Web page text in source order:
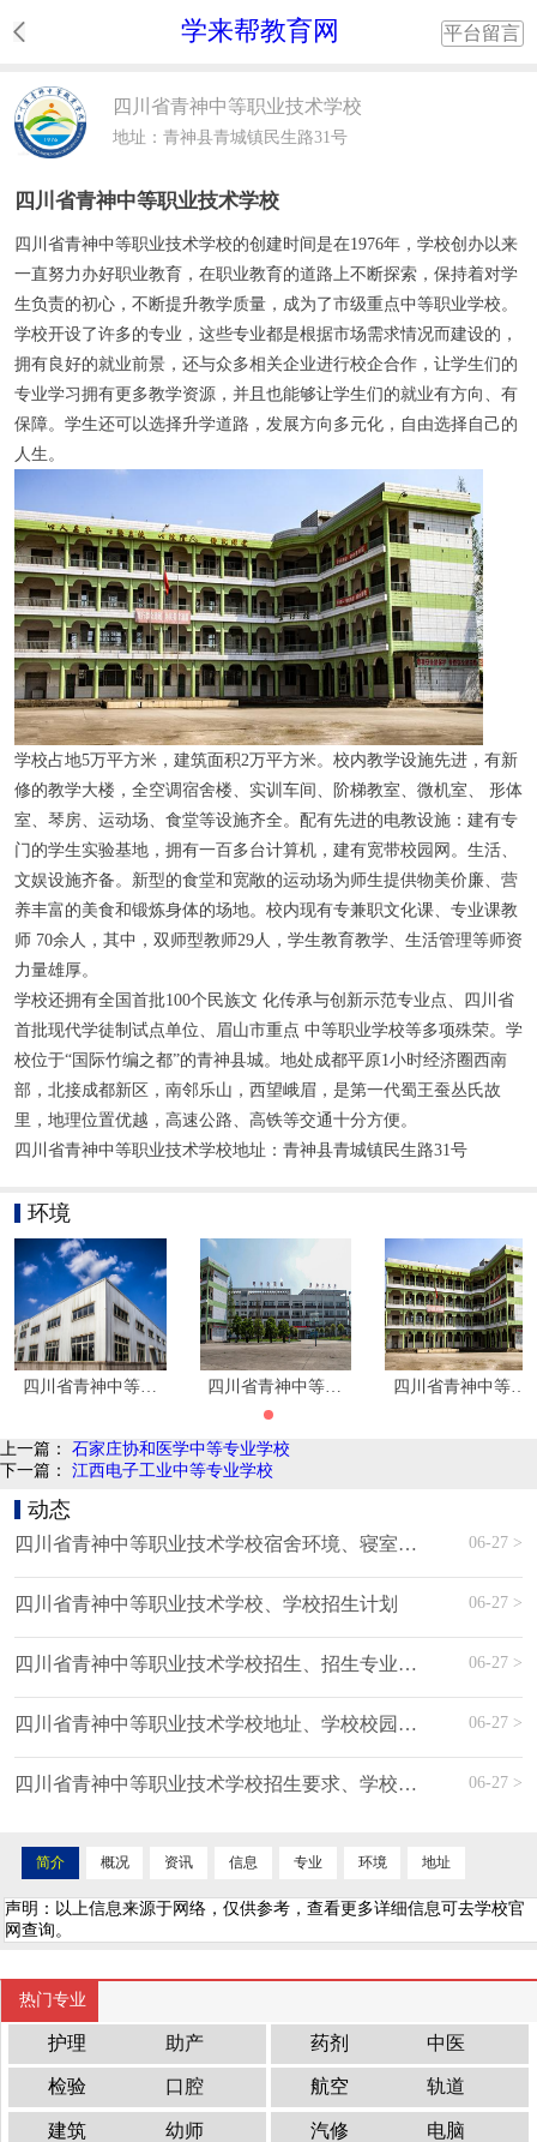
学来帮教育网 平台留言
四川省青神中等职业技术学校
地址：青神县青城镇民生路31号
四川省青神中等职业技术学校
四川省青神中等职业技术学校的创建时间是在1976年，学校创办以来
一直努力办好职业教育，在职业教育的道路上不断探索，保持着对学
生负责的初心，不断提升教学质量，成为了市级重点中等职业学校。
学校开设了许多的专业，这些专业都是根据市场需求情况而建设的，
拥有良好的就业前景，还与众多相关企业进行校企合作，让学生们的
专业学习拥有更多教学资源，并且也能够让学生们的就业有方向、有
保障。学生还可以选择升学道路，发展方向多元化，自由选择自己的
人生。
学校占地5万平方米，建筑面积2万平方米。校内教学设施先进，有新
修的教学大楼，全空调宿舍楼、实训车间、阶梯教室、微机室、 形体
室、琴房、运动场、食堂等设施齐全。配有先进的电教设施：建有专
门的学生实验基地，拥有一百多台计算机，建有宽带校园网。生活、
文娱设施齐备。新型的食堂和宽敞的运动场为师生提供物美价廉、营
养丰富的美食和锻炼身体的场地。校内现有专兼职文化课、专业课教
师 70余人，其中，双师型教师29人，学生教育教学、生活管理等师资
力量雄厚。
学校还拥有全国首批100个民族文 化传承与创新示范专业点、四川省
首批现代学徒制试点单位、眉山市重点 中等职业学校等多项殊荣。学
校位于“国际竹编之都”的青神县城。地处成都平原1小时经济圈西南
部，北接成都新区，南邻乐山，西望峨眉，是第一代蜀王蚕丛氏故
里，地理位置优越，高速公路、高铁等交通十分方便。
四川省青神中等职业技术学校地址：青神县青城镇民生路31号
环境
四川省青神中等职业技术学校环境|学校寝室环境四川省青神中等职业技术学校环境|学校寝室
四川省青神中等职
上一篇： 石家庄协和医学中等专业学校
下一篇： 江西电子工业中等专业学校
动态
四川省青神中等职业技术学校宿舍环境、寝室环境 06-27 >
四川省青神中等职业技术学校、学校招生计划 06-27 >
四川省青神中等职业技术学校招生、招生专业有哪些 06-27 >
四川省青神中等职业技术学校地址、学校校园地址在哪 06-27 >
四川省青神中等职业技术学校招生要求、学校招生要求 06-27 >
简介 概况 资讯 信息 专业 环境 地址
声明：以上信息来源于网络，仅供参考，查看更多详细信息可去学校官
网查询。
热门专业
护理 助产 药剂 中医
检验 口腔 航空 轨道
建筑 幼师 汽修 电脑